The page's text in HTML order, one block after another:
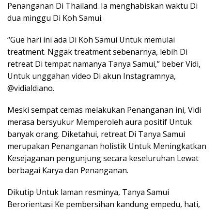
Penanganan Di Thailand. Ia menghabiskan waktu Di
dua minggu Di Koh Samui.
“Gue hari ini ada Di Koh Samui Untuk memulai
treatment. Nggak treatment sebenarnya, lebih Di
retreat Di tempat namanya Tanya Samui,” beber Vidi,
Untuk unggahan video Di akun Instagramnya,
@vidialdiano.
Meski sempat cemas melakukan Penanganan ini, Vidi
merasa bersyukur Memperoleh aura positif Untuk
banyak orang. Diketahui, retreat Di Tanya Samui
merupakan Penanganan holistik Untuk Meningkatkan
Kesejaganan pengunjung secara keseluruhan Lewat
berbagai Karya dan Penanganan.
Dikutip Untuk laman resminya, Tanya Samui
Berorientasi Ke pembersihan kandung empedu, hati,